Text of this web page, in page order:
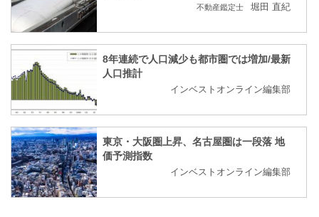
不動産鑑定士 堀田 直紀
8年連続で人口減少も都市圏では増加/最新
人口推計
インベストオンライン編集部
東京・大阪圏上昇、名古屋圏は一段落 地
価予測指数
インベストオンライン編集部